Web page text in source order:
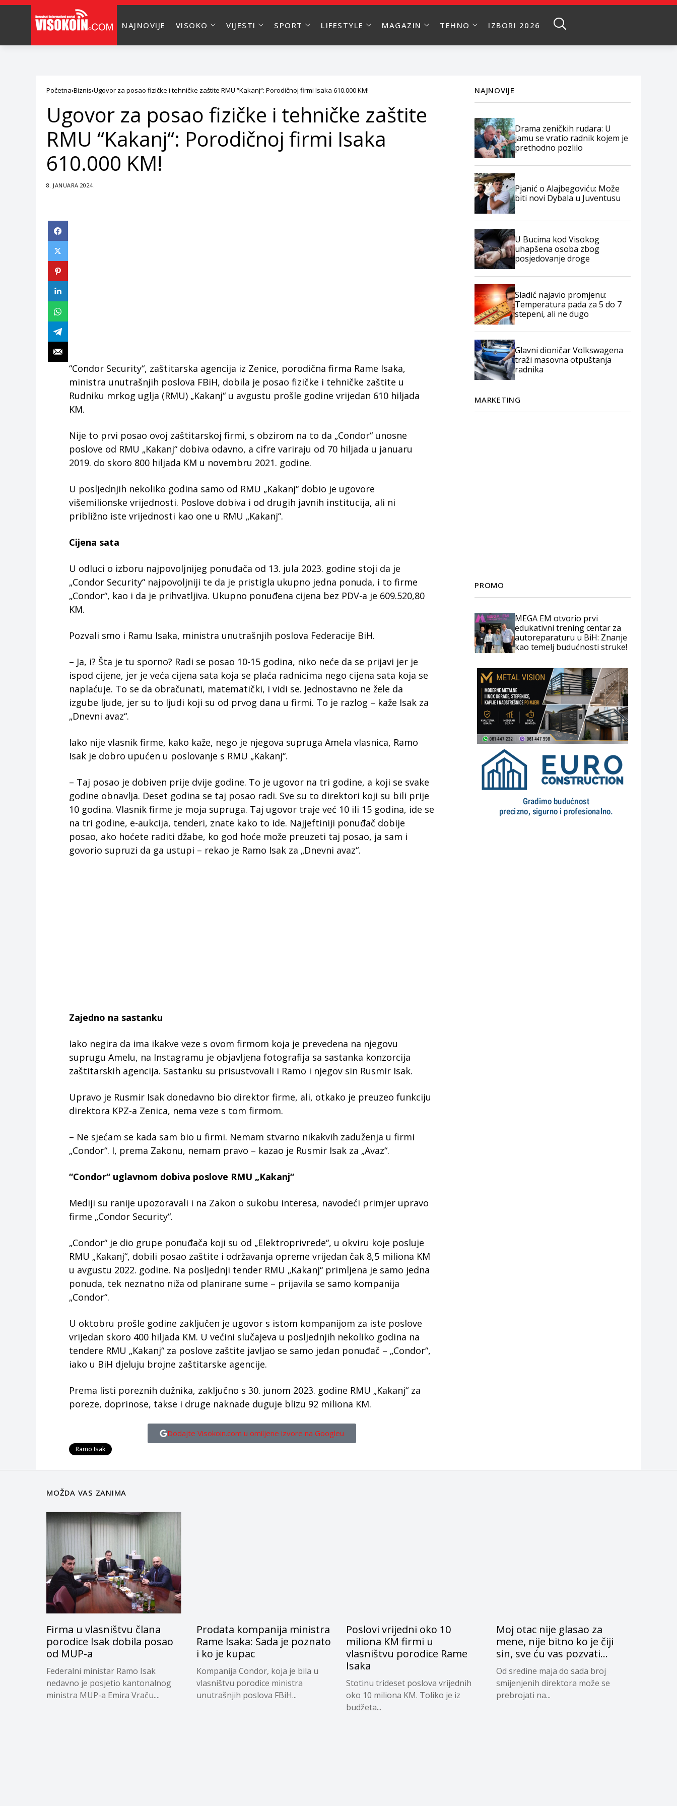
NAJNOVIJE VISOKO VIJESTI SPORT LIFESTYLE MAGAZIN TEHNO IZBORI 2026
Početna Biznis Ugovor za posao fizičke i tehničke zaštite RMU “Kakanj“: Porodičnoj firmi Isaka 610.000 KM!
Ugovor za posao fizičke i tehničke zaštite
RMU “Kakanj“: Porodičnoj firmi Isaka
610.000 KM!
8. JANUARA 2024.
“Condor Security“, zaštitarska agencija iz Zenice, porodična firma Rame Isaka,
ministra unutrašnjih poslova FBiH, dobila je posao fizičke i tehničke zaštite u
Rudniku mrkog uglja (RMU) „Kakanj“ u avgustu prošle godine vrijedan 610 hiljada
KM.
Nije to prvi posao ovoj zaštitarskoj firmi, s obzirom na to da „Condor“ unosne
poslove od RMU „Kakanj“ dobiva odavno, a cifre variraju od 70 hiljada u januaru
2019. do skoro 800 hiljada KM u novembru 2021. godine.
U posljednjih nekoliko godina samo od RMU „Kakanj“ dobio je ugovore
višemilionske vrijednosti. Poslove dobiva i od drugih javnih institucija, ali ni
približno iste vrijednosti kao one u RMU „Kakanj“.
Cijena sata
U odluci o izboru najpovoljnijeg ponuđača od 13. jula 2023. godine stoji da je
„Condor Security“ najpovoljniji te da je pristigla ukupno jedna ponuda, i to firme
„Condor“, kao i da je prihvatljiva. Ukupno ponuđena cijena bez PDV-a je 609.520,80
KM.
Pozvali smo i Ramu Isaka, ministra unutrašnjih poslova Federacije BiH.
– Ja, i? Šta je tu sporno? Radi se posao 10-15 godina, niko neće da se prijavi jer je
ispod cijene, jer je veća cijena sata koja se plaća radnicima nego cijena sata koja se
naplaćuje. To se da obračunati, matematički, i vidi se. Jednostavno ne žele da
izgube ljude, jer su to ljudi koji su od prvog dana u firmi. To je razlog – kaže Isak za
„Dnevni avaz“.
Iako nije vlasnik firme, kako kaže, nego je njegova supruga Amela vlasnica, Ramo
Isak je dobro upućen u poslovanje s RMU „Kakanj“.
– Taj posao je dobiven prije dvije godine. To je ugovor na tri godine, a koji se svake
godine obnavlja. Deset godina se taj posao radi. Sve su to direktori koji su bili prije
10 godina. Vlasnik firme je moja supruga. Taj ugovor traje već 10 ili 15 godina, ide se
na tri godine, e-aukcija, tenderi, znate kako to ide. Najjeftiniji ponuđač dobije
posao, ako hoćete raditi džabe, ko god hoće može preuzeti taj posao, ja sam i
govorio supruzi da ga ustupi – rekao je Ramo Isak za „Dnevni avaz“.
Zajedno na sastanku
Iako negira da ima ikakve veze s ovom firmom koja je prevedena na njegovu
suprugu Amelu, na Instagramu je objavljena fotografija sa sastanka konzorcija
zaštitarskih agencija. Sastanku su prisustvovali i Ramo i njegov sin Rusmir Isak.
Upravo je Rusmir Isak donedavno bio direktor firme, ali, otkako je preuzeo funkciju
direktora KPZ-a Zenica, nema veze s tom firmom.
– Ne sjećam se kada sam bio u firmi. Nemam stvarno nikakvih zaduženja u firmi
„Condor“. I, prema Zakonu, nemam pravo – kazao je Rusmir Isak za „Avaz“.
“Condor“ uglavnom dobiva poslove RMU „Kakanj“
Mediji su ranije upozoravali i na Zakon o sukobu interesa, navodeći primjer upravo
firme „Condor Security“.
„Condor“ je dio grupe ponuđača koji su od „Elektroprivrede“, u okviru koje posluje
RMU „Kakanj“, dobili posao zaštite i održavanja opreme vrijedan čak 8,5 miliona KM
u avgustu 2022. godine. Na posljednji tender RMU „Kakanj“ primljena je samo jedna
ponuda, tek neznatno niža od planirane sume – prijavila se samo kompanija
„Condor“.
U oktobru prošle godine zaključen je ugovor s istom kompanijom za iste poslove
vrijedan skoro 400 hiljada KM. U većini slučajeva u posljednjih nekoliko godina na
tendere RMU „Kakanj“ za poslove zaštite javljao se samo jedan ponuđač – „Condor“,
iako u BiH djeluju brojne zaštitarske agencije.
Prema listi poreznih dužnika, zaključno s 30. junom 2023. godine RMU „Kakanj“ za
poreze, doprinose, takse i druge naknade duguje blizu 92 miliona KM.
Dodajte Visokoin.com u omiljene izvore na Googleu
Ramo Isak
NAJNOVIJE
Drama zeničkih rudara: U
jamu se vratio radnik kojem je
prethodno pozlilo
Pjanić o Alajbegoviću: Može
biti novi Dybala u Juventusu
U Bucima kod Visokog
uhapšena osoba zbog
posjedovanje droge
Sladić najavio promjenu:
Temperatura pada za 5 do 7
stepeni, ali ne dugo
Glavni dioničar Volkswagena
traži masovna otpuštanja
radnika
MARKETING
PROMO
MEGA EM otvorio prvi
edukativni trening centar za
autoreparaturu u BiH: Znanje
kao temelj budućnosti struke!
MOŽDA VAS ZANIMA
Firma u vlasništvu člana
porodice Isak dobila posao
od MUP-a
Federalni ministar Ramo Isak
nedavno je posjetio kantonalnog
ministra MUP-a Emira Vraču....
Prodata kompanija ministra
Rame Isaka: Sada je poznato
i ko je kupac
Kompanija Condor, koja je bila u
vlasništvu porodice ministra
unutrašnjih poslova FBiH...
Poslovi vrijedni oko 10
miliona KM firmi u
vlasništvu porodice Rame
Isaka
Stotinu trideset poslova vrijednih
oko 10 miliona KM. Toliko je iz
budžeta...
Moj otac nije glasao za
mene, nije bitno ko je čiji
sin, sve ću vas pozvati…
Od sredine maja do sada broj
smijenjenih direktora može se
prebrojati na...